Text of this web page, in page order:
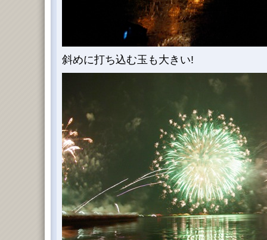
斜めに打ち込む玉も大きい!